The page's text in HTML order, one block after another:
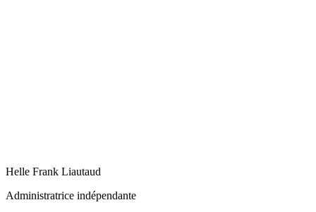
Helle Frank Liautaud
Administratrice indépendante